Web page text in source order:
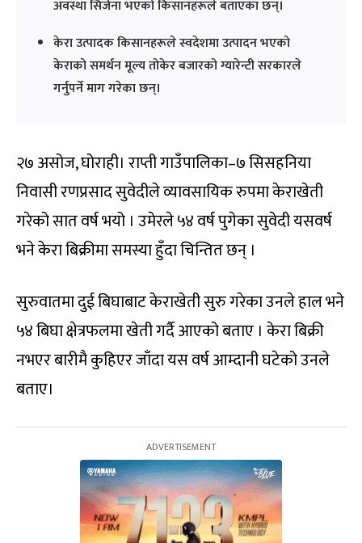
अवस्था सिर्जना भएको किसानहरूले बताएका छन्।
केरा उत्पादक किसानहरूले स्वदेशमा उत्पादन भएको
केराको समर्थन मूल्य तोकेर बजारको ग्यारेन्टी सरकारले
गर्नुपर्ने माग गरेका छन्।
२७ असोज, घोराही। राप्ती गाउँपालिका–७ सिसहनिया
निवासी रणप्रसाद सुवेदीले व्यावसायिक रुपमा केराखेती
गरेको सात वर्ष भयो । उमेरले ५४ वर्ष पुगेका सुवेदी यसवर्ष
भने केरा बिक्रीमा समस्या हुँदा चिन्तित छन् ।
सुरुवातमा दुई बिघाबाट केराखेती सुरु गरेका उनले हाल भने
५४ बिघा क्षेत्रफलमा खेती गर्दै आएको बताए । केरा बिक्री
नभएर बारीमै कुहिएर जाँदा यस वर्ष आम्दानी घटेको उनले
बताए।